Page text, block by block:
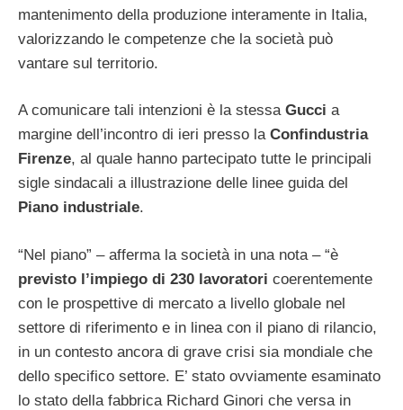
mantenimento della produzione interamente in Italia,
valorizzando le competenze che la società può
vantare sul territorio.
A comunicare tali intenzioni è la stessa Gucci a
margine dell’incontro di ieri presso la Confindustria
Firenze, al quale hanno partecipato tutte le principali
sigle sindacali a illustrazione delle linee guida del
Piano industriale.
“Nel piano” – afferma la società in una nota – “è
previsto l’impiego di 230 lavoratori coerentemente
con le prospettive di mercato a livello globale nel
settore di riferimento e in linea con il piano di rilancio,
in un contesto ancora di grave crisi sia mondiale che
dello specifico settore. E’ stato ovviamente esaminato
lo stato della fabbrica Richard Ginori che versa in